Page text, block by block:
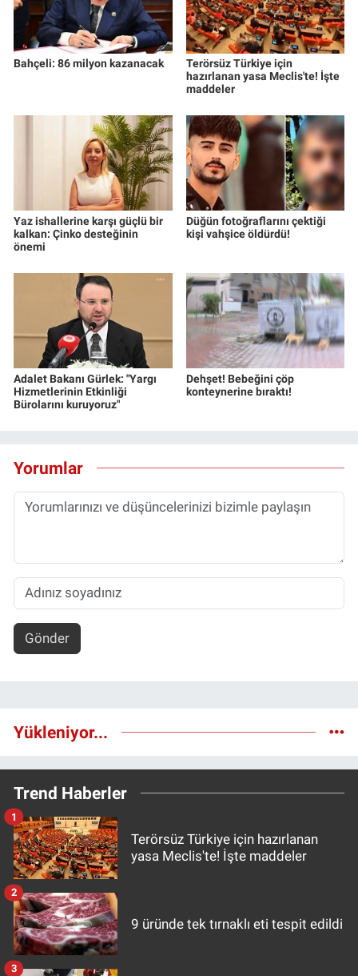
Bahçeli: 86 milyon kazanacak
Terörsüz Türkiye için
hazırlanan yasa Meclis'te! İşte
maddeler
Yaz ishallerine karşı güçlü bir
kalkan: Çinko desteğinin
önemi
Düğün fotoğraflarını çektiği
kişi vahşice öldürdü!
Adalet Bakanı Gürlek: "Yargı
Hizmetlerinin Etkinliği
Bürolarını kuruyoruz"
Dehşet! Bebeğini çöp
konteynerine bıraktı!
Yorumlar
Gönder
Yükleniyor...
Trend Haberler
Terörsüz Türkiye için hazırlanan
yasa Meclis'te! İşte maddeler
1
9 üründe tek tırnaklı eti tespit edildi
2
3